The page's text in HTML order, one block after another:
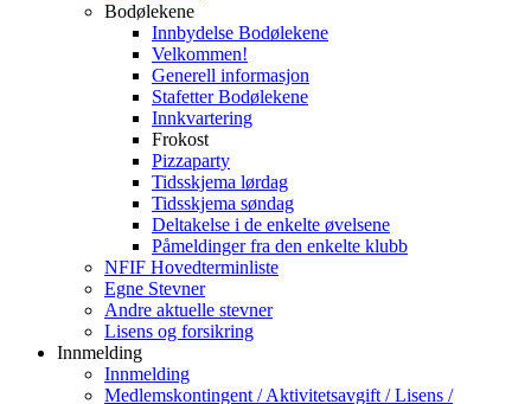
Bodølekene
Innbydelse Bodølekene
Velkommen!
Generell informasjon
Stafetter Bodølekene
Innkvartering
Frokost
Pizzaparty
Tidsskjema lørdag
Tidsskjema søndag
Deltakelse i de enkelte øvelsene
Påmeldinger fra den enkelte klubb
NFIF Hovedterminliste
Egne Stevner
Andre aktuelle stevner
Lisens og forsikring
Innmelding
Innmelding
Medlemskontingent / Aktivitetsavgift / Lisens /